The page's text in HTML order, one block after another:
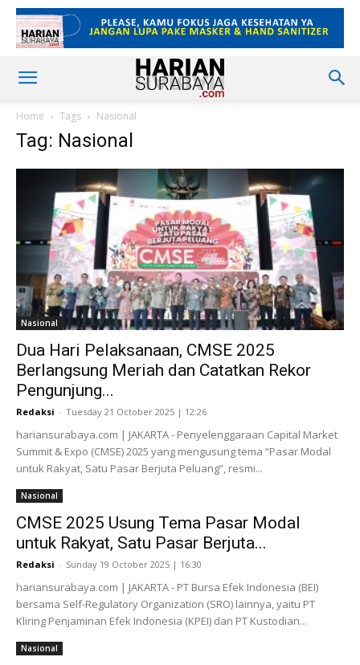
Home Tags Nasional
Tag: Nasional
Nasional
Dua Hari Pelaksanaan, CMSE 2025
Berlangsung Meriah dan Catatkan Rekor
Pengunjung...
Redaksi - Tuesday 21 October 2025 | 12:26
hariansurabaya.com | JAKARTA - Penyelenggaraan Capital Market
Summit & Expo (CMSE) 2025 yang mengusung tema “Pasar Modal
untuk Rakyat, Satu Pasar Berjuta Peluang”, resmi...
Nasional
CMSE 2025 Usung Tema Pasar Modal
untuk Rakyat, Satu Pasar Berjuta...
Redaksi - Sunday 19 October 2025 | 16:30
hariansurabaya.com | JAKARTA - PT Bursa Efek Indonesia (BEI)
bersama Self-Regulatory Organization (SRO) lainnya, yaitu PT
Kliring Penjaminan Efek Indonesia (KPEI) dan PT Kustodian...
Nasional